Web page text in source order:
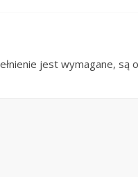
jest wymagane, są